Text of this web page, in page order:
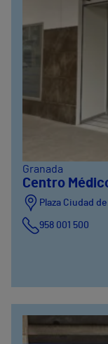
Granada
Centro
Plaza Ciudad
958 001 500